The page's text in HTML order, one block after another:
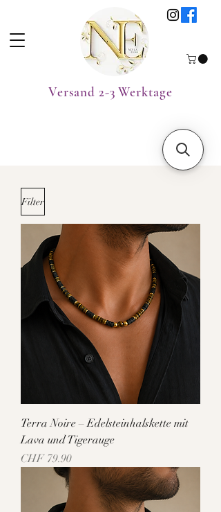
Versand 2-3 Werktage
Filter
Terra Noire – Edelsteinhalskette mit
Lava und Tigerauge
Preis
CHF 79.90